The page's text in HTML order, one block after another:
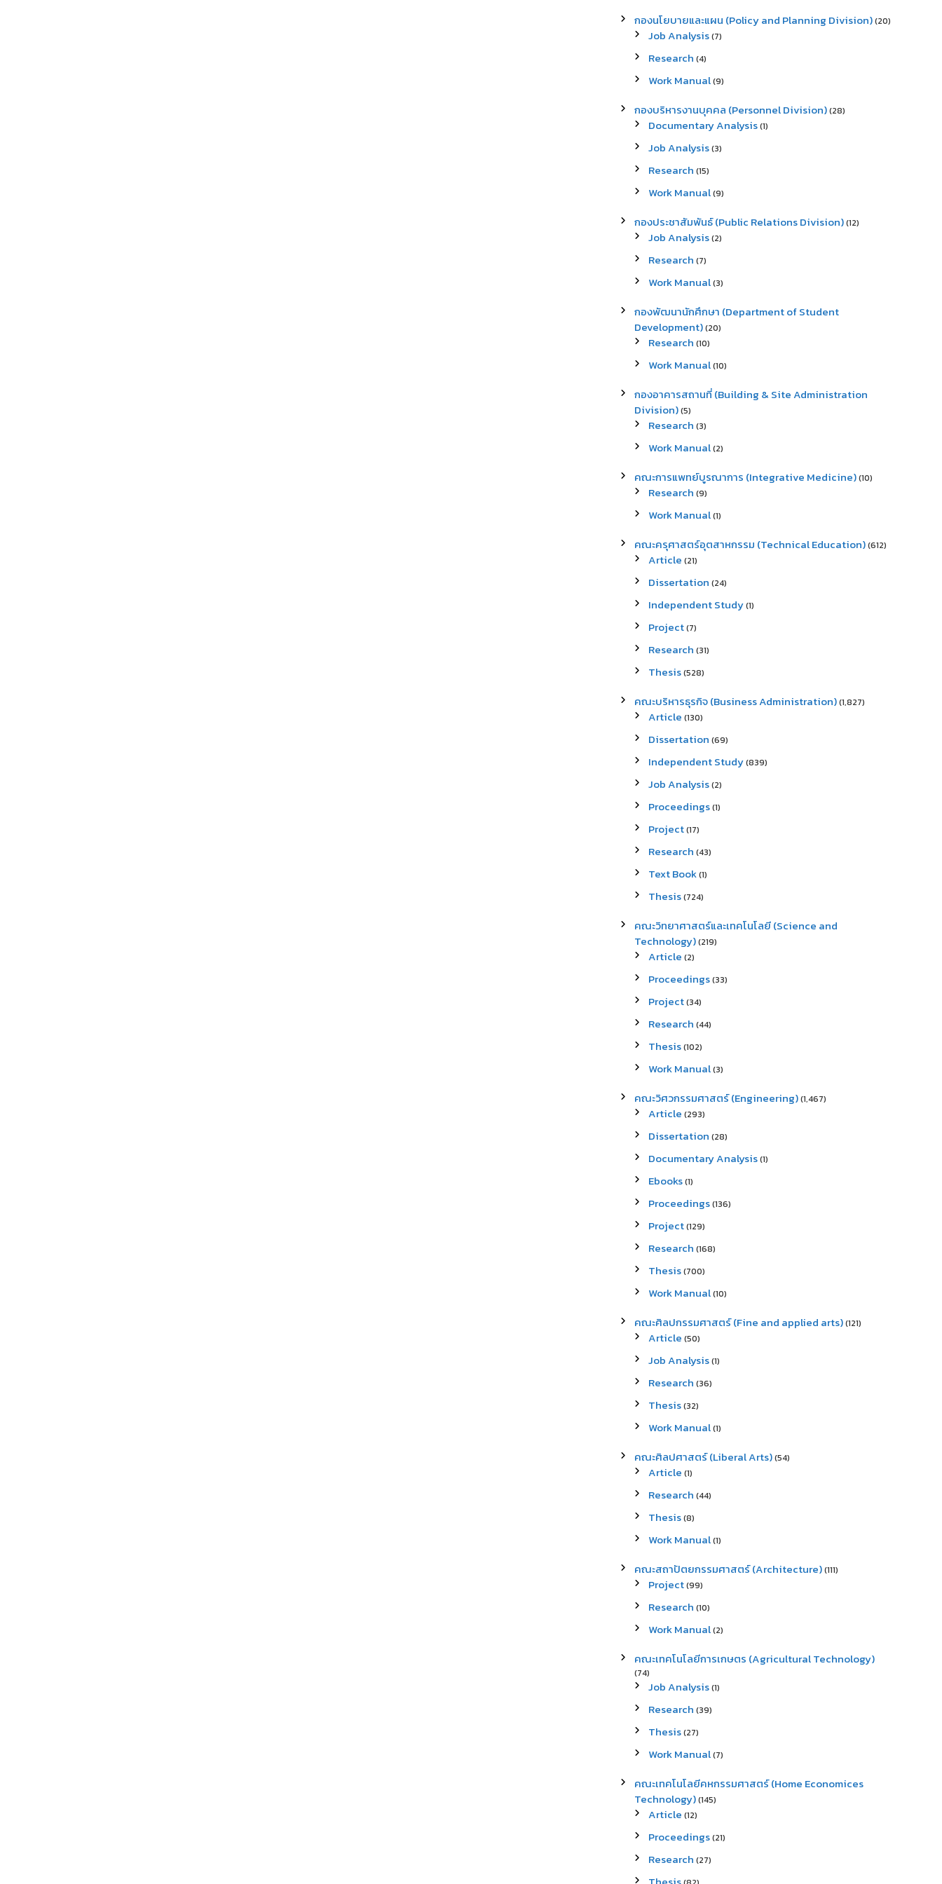
กองนโยบายและแผน (Policy and Planning Division)(20)
Job Analysis(7)
Research (4)
Work Manual(9)
กองบริหารงานบุคคล (Personnel Division)(28)
Documentary Analysis(1)
Job Analysis(3)
Research (15)
Work Manual(9)
กองประชาสัมพันธ์ (Public Relations Division)(12)
Job Analysis(2)
Research (7)
Work Manual(3)
กองพัฒนานักศึกษา (Department of Student
Development)(20)
Research (10)
Work Manual(10)
กองอาคารสถานที่ (Building & Site Administration
Division)(5)
Research (3)
Work Manual(2)
คณะการแพทย์บูรณาการ (Integrative Medicine)(10)
Research (9)
Work Manual(1)
คณะครุศาสตร์อุตสาหกรรม (Technical Education)(612)
Article (21)
Dissertation (24)
Independent Study(1)
Project(7)
Research (31)
Thesis(528)
คณะบริหารธุรกิจ (Business Administration)(1,827)
Article (130)
Dissertation (69)
Independent Study(839)
Job Analysis(2)
Proceedings(1)
Project(17)
Research (43)
Text Book(1)
Thesis(724)
คณะวิทยาศาสตร์และเทคโนโลยี (Science and
Technology)(219)
Article (2)
Proceedings(33)
Project(34)
Research (44)
Thesis(102)
Work Manual(3)
คณะวิศวกรรมศาสตร์ (Engineering)(1,467)
Article (293)
Dissertation (28)
Documentary Analysis(1)
Ebooks(1)
Proceedings(136)
Project(129)
Research (168)
Thesis(700)
Work Manual(10)
คณะศิลปกรรมศาสตร์ (Fine and applied arts)(121)
Article (50)
Job Analysis(1)
Research (36)
Thesis(32)
Work Manual(1)
คณะศิลปศาสตร์ (Liberal Arts)(54)
Article (1)
Research (44)
Thesis(8)
Work Manual(1)
คณะสถาปัตยกรรมศาสตร์ (Architecture)(111)
Project(99)
Research (10)
Work Manual(2)
คณะเทคโนโลยีการเกษตร (Agricultural Technology)
(74)
Job Analysis(1)
Research (39)
Thesis(27)
Work Manual(7)
คณะเทคโนโลยีคหกรรมศาสตร์ (Home Economices
Technology)(145)
Article (12)
Proceedings(21)
Research (27)